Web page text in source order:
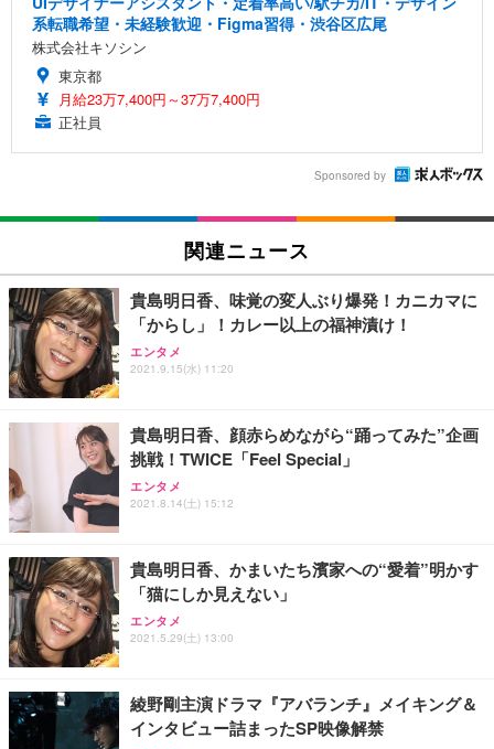
系転職希望・未経験歓迎・Figma習得・渋谷区広尾
株式会社キソシン
東京都
月給23万7,400円～37万7,400円
正社員
Sponsored by
関連ニュース
貴島明日香、味覚の変人ぶり爆発！カニカマに
「からし」！カレー以上の福神漬け！
エンタメ
2021.9.15(水) 11:20
貴島明日香、顔赤らめながら“踊ってみた”企画
挑戦！TWICE「Feel Special」
エンタメ
2021.8.14(土) 15:12
貴島明日香、かまいたち濱家への“愛着”明かす
「猫にしか見えない」
エンタメ
2021.5.29(土) 13:00
綾野剛主演ドラマ『アバランチ』メイキング＆
インタビュー詰まったSP映像解禁